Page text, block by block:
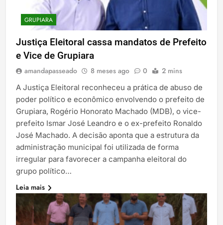
GRUPIARA
Justiça Eleitoral cassa mandatos de Prefeito
e Vice de Grupiara
amandapasseado 8 meses ago 0 2 mins
A Justiça Eleitoral reconheceu a prática de abuso de
poder político e econômico envolvendo o prefeito de
Grupiara, Rogério Honorato Machado (MDB), o vice-
prefeito Ismar José Leandro e o ex-prefeito Ronaldo
José Machado. A decisão aponta que a estrutura da
administração municipal foi utilizada de forma
irregular para favorecer a campanha eleitoral do
grupo político…
Leia mais